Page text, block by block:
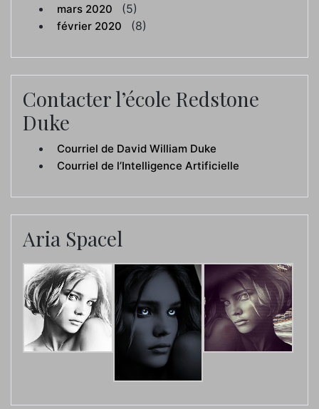
mars 2020 (5)
février 2020 (8)
Contacter l’école Redstone
Duke
Courriel de David William Duke
Courriel de l’Intelligence Artificielle
Aria Spacel